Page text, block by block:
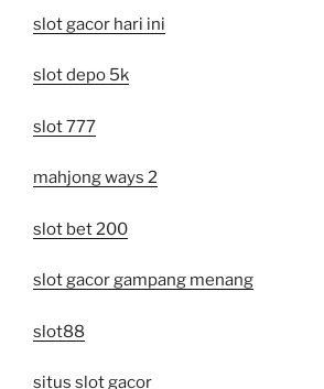
slot gacor hari ini
slot depo 5k
slot 777
mahjong ways 2
slot bet 200
slot gacor gampang menang
slot88
situs slot gacor